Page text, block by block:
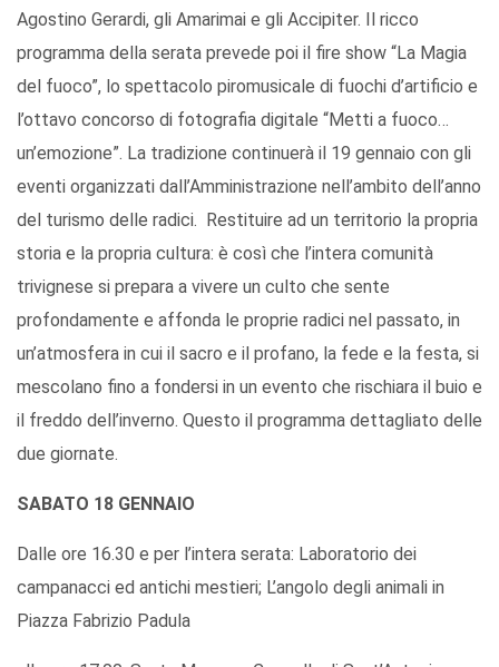
Agostino Gerardi, gli Amarimai e gli Accipiter. Il ricco
programma della serata prevede poi il fire show “La Magia
del fuoco”, lo spettacolo piromusicale di fuochi d’artificio e
l’ottavo concorso di fotografia digitale “Metti a fuoco…
un’emozione”. La tradizione continuerà il 19 gennaio con gli
eventi organizzati dall’Amministrazione nell’ambito dell’anno
del turismo delle radici. Restituire ad un territorio la propria
storia e la propria cultura: è così che l’intera comunità
trivignese si prepara a vivere un culto che sente
profondamente e affonda le proprie radici nel passato, in
un’atmosfera in cui il sacro e il profano, la fede e la festa, si
mescolano fino a fondersi in un evento che rischiara il buio e
il freddo dell’inverno. Questo il programma dettagliato delle
due giornate.
SABATO 18 GENNAIO
Dalle ore 16.30 e per l’intera serata: Laboratorio dei
campanacci ed antichi mestieri; L’angolo degli animali in
Piazza Fabrizio Padula